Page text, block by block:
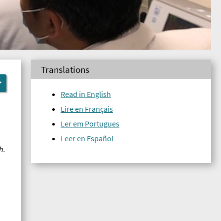
Translations
Read in English
Lire en Français
Ler em Portugues
Leer en Español